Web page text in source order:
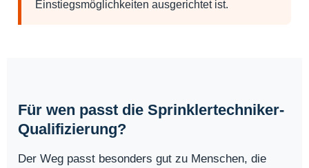
Einstiegsmöglichkeiten ausgerichtet ist.
Für wen passt die Sprinklertechniker-
Qualifizierung?
Der Weg passt besonders gut zu Menschen, die